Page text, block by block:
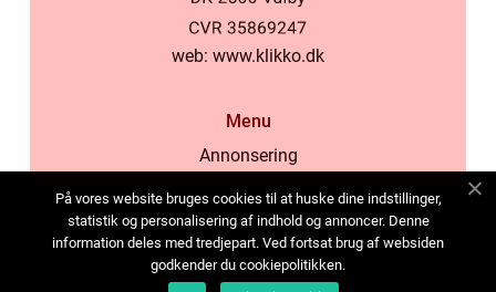
web: www.klikko.dk
Menu
Annonsering
Cookies
Kontakta oss
Sitemap
På vores website bruges cookies til at huske dine indstillinger,
statistik og personalisering af indhold og annoncer. Denne
information deles med tredjepart. Ved fortsat brug af websiden
godkender du cookiepolitikken.